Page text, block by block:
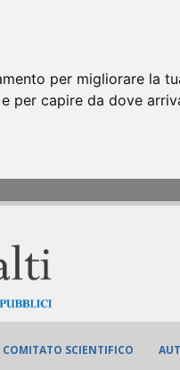
per migliorare la
per capire da dove
COMITATO SCIENTIFICO